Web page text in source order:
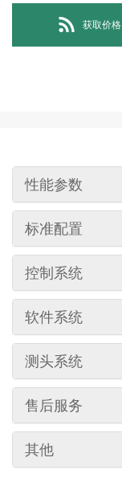
获取价格
性能参数
标准配置
控制系统
软件系统
测头系统
售后服务
其他